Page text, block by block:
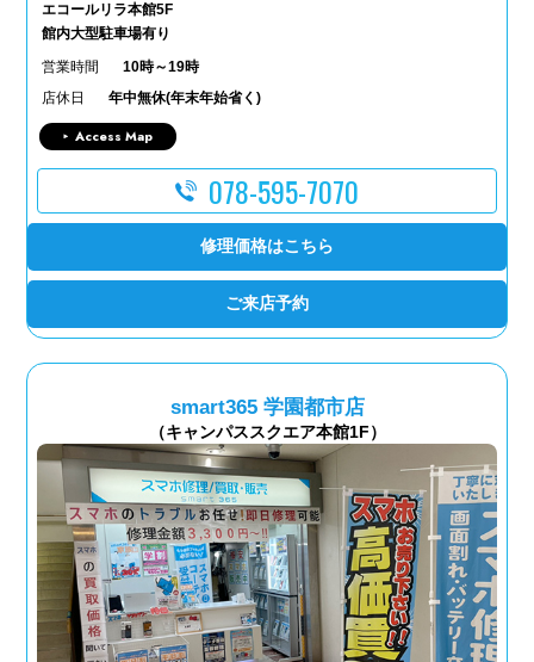
エコールリラ本館5F
館内大型駐車場有り
営業時間
10時～19時
店休日
年中無休(年末年始省く)
Access Map
078-595-7070
修理価格はこちら
ご来店予約
smart365 学園都市店
（キャンパススクエア本館1F）